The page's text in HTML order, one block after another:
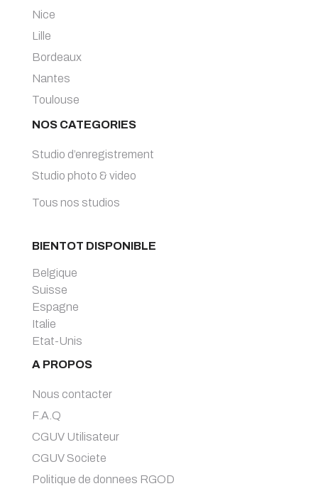
Nice
Lille
Bordeaux
Nantes
Toulouse
NOS CATEGORIES
Studio d’enregistrement
Studio photo & video
Tous nos studios
BIENTOT DISPONIBLE
Belgique
Suisse
Espagne
Italie
Etat-Unis
A PROPOS
Nous contacter
F.A.Q
CGUV Utilisateur
CGUV Societe
Politique de donnees RGOD